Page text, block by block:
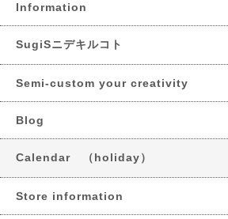
Information
SugiSニデキルコト
Semi-custom your creativity
Blog
Calendar （holiday）
Store information